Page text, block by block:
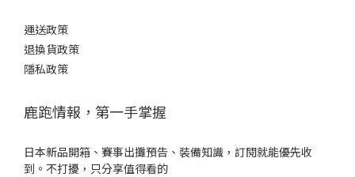
運送政策
退換貨政策
隱私政策
鹿跑情報，第一手掌握
日本新品開箱、賽事出攤預告、裝備知識，訂閱就能優先收
到。不打擾，只分享值得看的